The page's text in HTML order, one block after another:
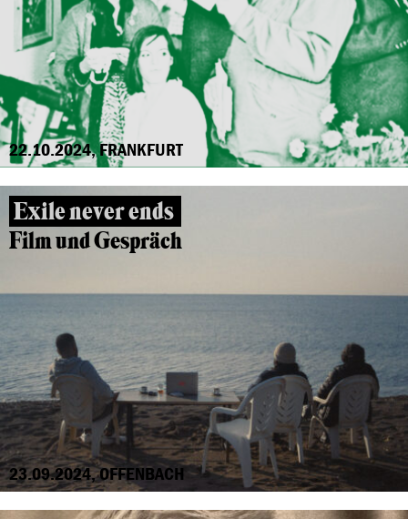
22.10.2024, FRANKFURT
Exile never ends
Film und Gespräch
23.09.2024, OFFENBACH